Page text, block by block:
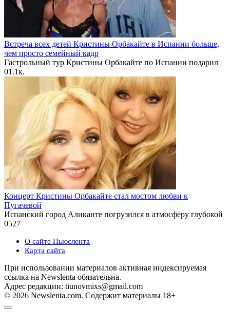
Встреча всех детей Кристины Орбакайте в Испании больше,
чем просто семейный кадр
Гастрольный тур Кристины Орбакайте по Испании подарил
01.1к.
Концерт Кристины Орбакайте стал мостом любви к
Пугачевой
Испанский город Аликанте погрузился в атмосферу глубокой
0527
О сайте Ньюслента
Карта сайта
При использовании материалов активная индексируемая
ссылка на Newslenta обязательна.
Адрес редакции: tiunovmixs@gmail.com
© 2026 Newslenta.com. Содержит материалы 18+